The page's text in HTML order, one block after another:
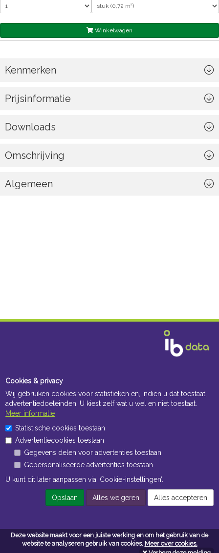
Deze website maakt voor een juiste werking en om het gebruik van de
website te analyseren gebruik van cookies. Meer over cookies.
Winkelwagen
Kenmerken
Prijsinformatie
Downloads
Omschrijving
Algemeen
Openingstijden Kantoor
ma t/m vr 8:30 uur tot 17:00 uur
Openingstijden Magazijn
ma t/m vr 7:00 uur tot 16:30 uur
Algemene voorwaarden
Cookies & privacy
Wij gebruiken cookies voor statistieken en, indien u dat toestaat,
advertentiedoeleinden. U kiest zelf wat u wel en niet toestaat.
Meer informatie
Statistische cookies toestaan
Advertentiecookies toestaan
Gegevens delen voor advertenties toestaan
Gepersonaliseerde advertenties toestaan
U kunt dit later aanpassen via ‘Cookie-instellingen’.
Opslaan Alles weigeren Alles accepteren